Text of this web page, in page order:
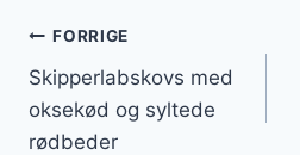
FORRIGE
Skipperlabskovs med
oksekød og syltede
rødbeder